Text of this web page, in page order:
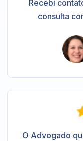
Recebi
consulta
O Advogado